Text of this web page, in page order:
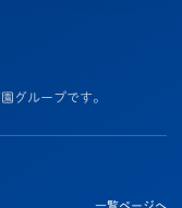
グループです。
一覧ページへ